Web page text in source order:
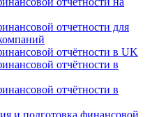
отчетности для
отчётности в UK
отчётности в
отчётности в
и подготовка финансовой